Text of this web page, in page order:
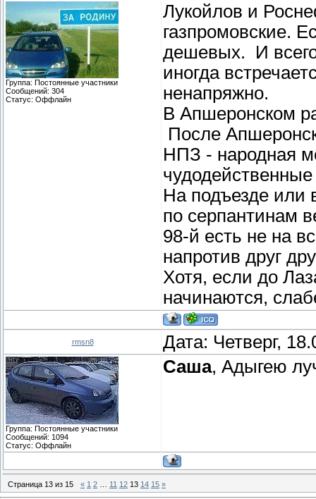
Группа: Постоянные участники
Сообщений: 304
Статус: Оффлайн
Лукойлов и
газпромовские.
дешевых. И всего
иногда
ненапряжно.
В Апшеронском
После
НПЗ - народная
На подъезде или
по серпантинам
98-й есть не на
напротив друг
Хотя, если до
начинаются,
rmsn8 Дата: Четверг,
Группа: Постоянные участники
Сообщений: 1094
Статус: Оффлайн
Саша, Адыгею
Страница 13 из 15 « 1 2 11 12 13 14 15 »